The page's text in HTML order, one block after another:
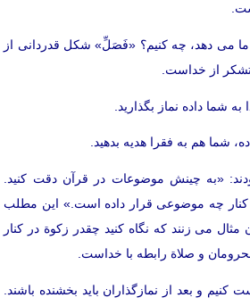
ما می دهد، چه کنیم؟ «فَصَلِّ» شکل قدردانی از
تشکر از خداست.
شما داده نماز بگذارید.
شما هم به فقرا هدیه بدهید.
«به چینش موضوعات در قرآن دقت کنید.
چه موضوعی قرار داده است.» این مطلب
می زنند که نگاه کنید چقدر زکوة در کنار
و صلاة رابطه با خداست.
کنیم و بعد از نمازگذاران باید بخشنده باشند.